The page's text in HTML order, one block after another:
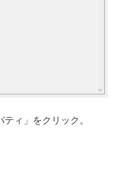
ィ」をクリック。